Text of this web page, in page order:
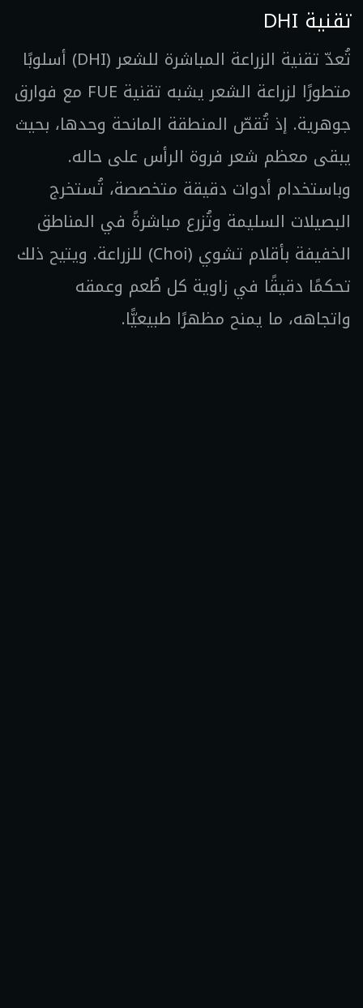
تقنية DHI
تُعدّ تقنية الزراعة المباشرة للشعر (DHI) أسلوبًا
متطورًا لزراعة الشعر يشبه تقنية FUE مع فوارق
جوهرية. إذ تُقصّ المنطقة المانحة وحدها، بحيث
يبقى معظم شعر فروة الرأس على حاله.
وباستخدام أدوات دقيقة متخصصة، تُستخرج
البصيلات السليمة وتُزرع مباشرةً في المناطق
الخفيفة بأقلام تشوي (Choi) للزراعة. ويتيح ذلك
تحكمًا دقيقًا في زاوية كل طُعم وعمقه
واتجاهه، ما يمنح مظهرًا طبيعيًّا.